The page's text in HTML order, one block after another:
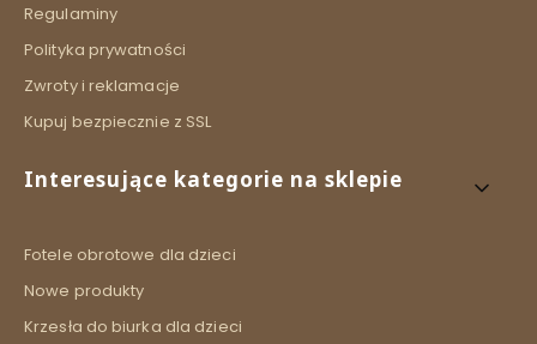
Regulaminy
Polityka prywatności
Zwroty i reklamacje
Kupuj bezpiecznie z SSL
Interesujące kategorie na sklepie
Fotele obrotowe dla dzieci
Nowe produkty
Krzesła do biurka dla dzieci